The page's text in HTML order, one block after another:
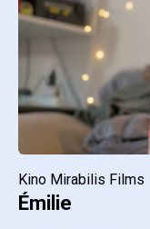
Kino Mirabilis Films
Émilie